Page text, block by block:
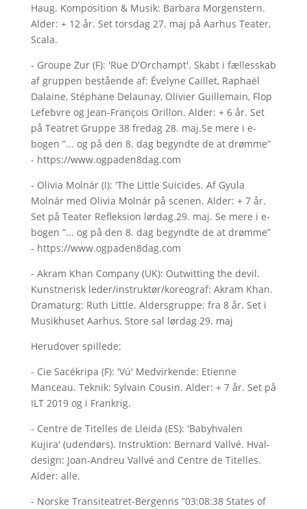
Haug. Komposition & Musik: Barbara Morgenstern.
Alder: + 12 år. Set torsdag 27. maj på Aarhus Teater,
Scala.
- Groupe Zur (F): 'Rue D'Orchampt'. Skabt i fællesskab
af gruppen bestående af: Évelyne Caillet, Raphaël
Dalaine, Stéphane Delaunay, Olivier Guillemain, Flop
Lefebvre og Jean-François Orillon. Alder: + 6 år. Set
på Teatret Gruppe 38 fredag 28. maj.Se mere i e-
bogen ”... og på den 8. dag begyndte de at drømme”
- https://www.ogpaden8dag.com
- Olivia Molnár (I): 'The Little Suicides. Af Gyula
Molnár med Olivia Molnár på scenen. Alder: + 7 år.
Set på Teater Refleksion lørdag 29. maj. Se mere i e-
bogen ”... og på den 8. dag begyndte de at drømme”
- https://www.ogpaden8dag.com
- Akram Khan Company (UK): Outwitting the devil.
Kunstnerisk leder/instruktør/koreograf: Akram Khan.
Dramaturg: Ruth Little. Aldersgruppe: fra 8 år. Set i
Musikhuset Aarhus, Store sal lørdag 29. maj
Herudover spillede:
- Cie Sacékripa (F): 'Vú' Medvirkende: Etienne
Manceau. Teknik: Sylvain Cousin. Alder: + 7 år. Set på
ILT 2019 og i Frankrig.
- Centre de Titelles de Lleida (ES): 'Babyhvalen
Kujira' (udendørs). Instruktion: Bernard Vallvé. Hval-
design: Joan-Andreu Vallvé and Centre de Titelles.
Alder: alle.
- Norske Transiteatret-Bergenns ”03:08:38 States of